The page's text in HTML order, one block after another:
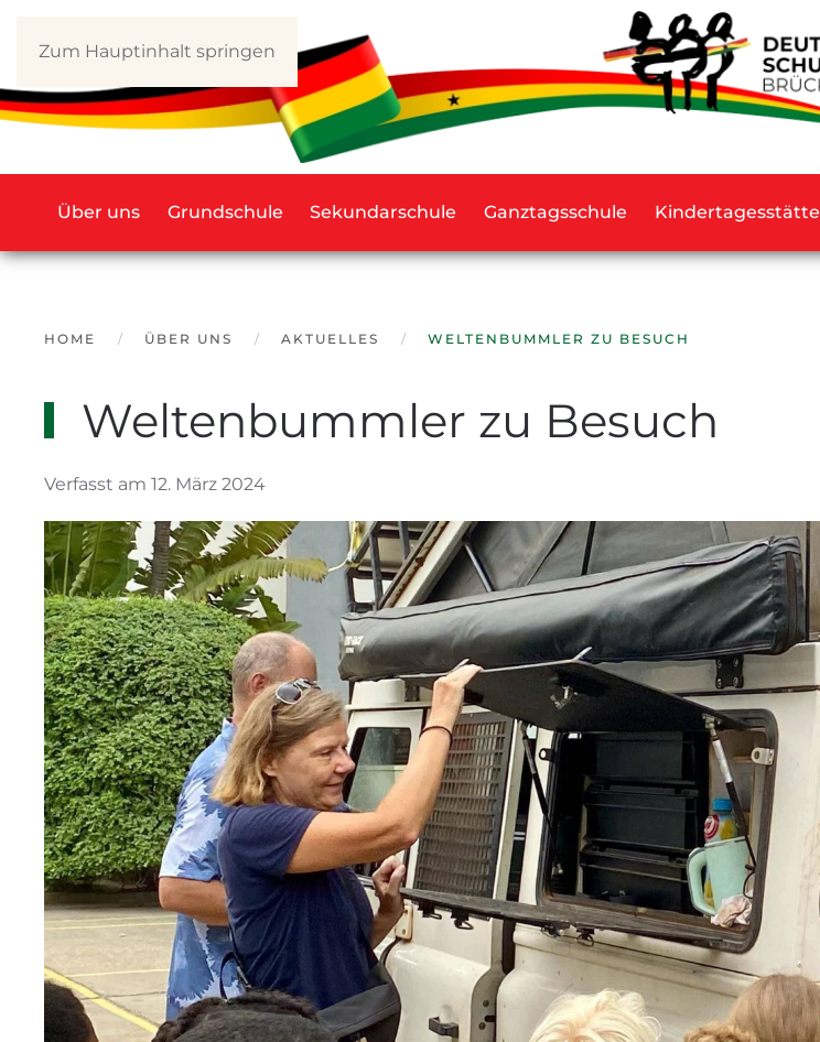
Zum Hauptinhalt springen
Über uns Grundschule Sekundarschule Ganztagsschule Kindertagesstätte
HOME ÜBER UNS AKTUELLES WELTENBUMMLER ZU BESUCH
Weltenbummler zu Besuch
Verfasst am 12. März 2024